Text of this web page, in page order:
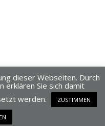
dieser Webseiten. Durch
erklären Sie sich damit
werden.
ZUSTIMMEN